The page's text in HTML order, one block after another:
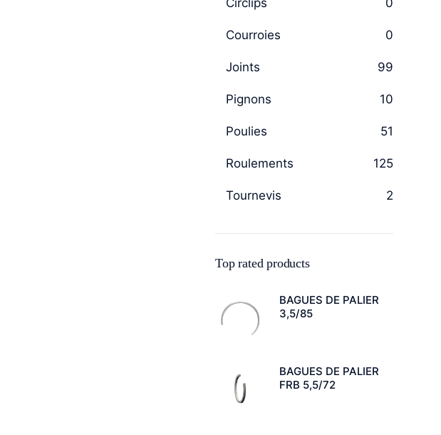
Circlips 0
Courroies 0
Joints 99
Pignons 10
Poulies 51
Roulements 125
Tournevis 2
Top rated products
BAGUES DE PALIER
3,5/85
BAGUES DE PALIER
FRB 5,5/72